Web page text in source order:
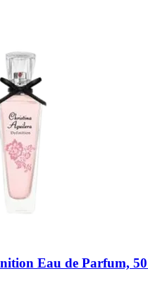
Eau de Parfum,